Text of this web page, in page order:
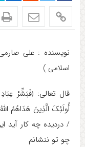
نویسنده : علی
اسلامی )
قال تعالی: ﴿فَبَشِّرْ
أُولَئِکَ الَّذِینَ هَدَاهُمُ
/ دردیده چه کار آید
چو تو ننشانم